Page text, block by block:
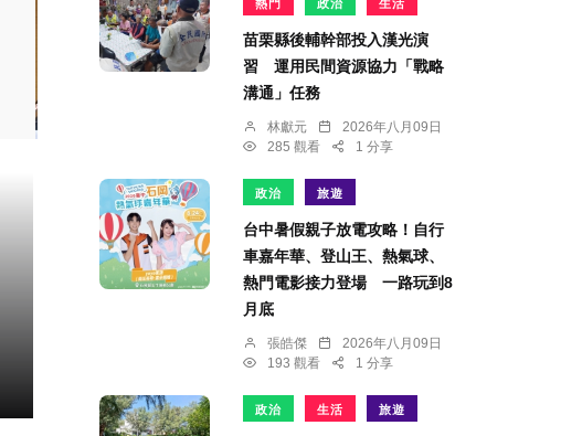
熱門 政治 生活
苗栗縣後輔幹部投入漢光演
習 運用民間資源協力「戰略
溝通」任務
林獻元
2026年八月09日
285 觀看
1 分享
政治 旅遊
台中暑假親子放電攻略！自行
車嘉年華、登山王、熱氣球、
熱門電影接力登場 一路玩到8
月底
張皓傑
2026年八月09日
193 觀看
1 分享
政治 生活 旅遊